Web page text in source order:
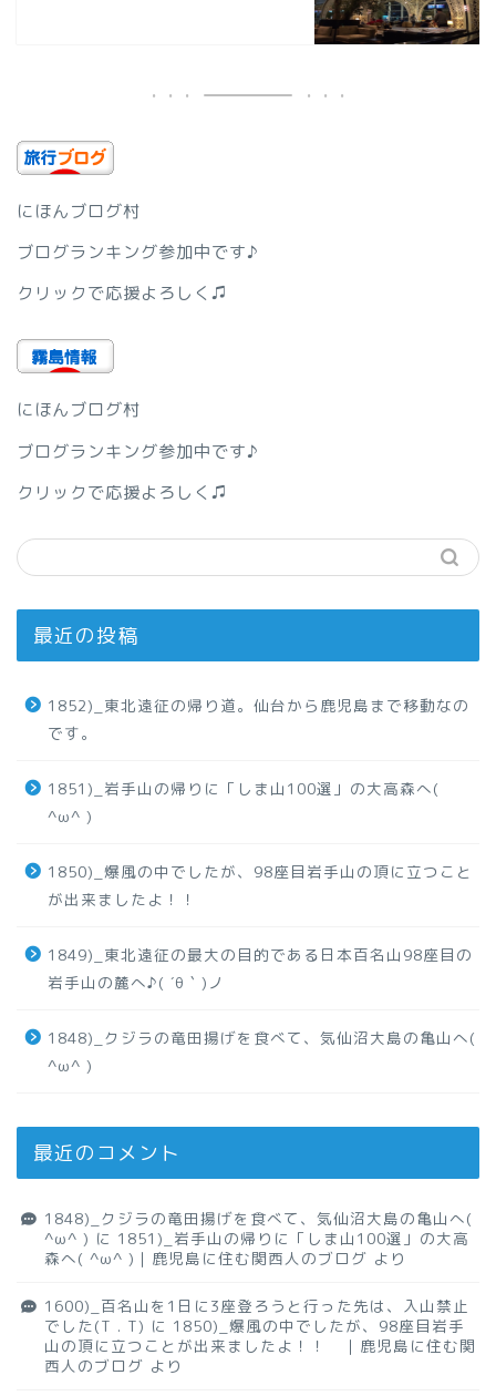
にほんブログ村
ブログランキング参加中です♪
クリックで応援よろしく♫
にほんブログ村
ブログランキング参加中です♪
クリックで応援よろしく♫
最近の投稿
1852)_東北遠征の帰り道。仙台から鹿児島まで移動なの
です。
1851)_岩手山の帰りに「しま山100選」の大高森へ(
^ω^ )
1850)_爆風の中でしたが、98座目岩手山の頂に立つこと
が出来ましたよ！！
1849)_東北遠征の最大の目的である日本百名山98座目の
岩手山の麓へ♪( ´θ｀)ノ
1848)_クジラの竜田揚げを食べて、気仙沼大島の亀山へ(
^ω^ )
最近のコメント
1848)_クジラの竜田揚げを食べて、気仙沼大島の亀山へ(
^ω^ ) に 1851)_岩手山の帰りに「しま山100選」の大高
森へ( ^ω^ )｜鹿児島に住む関西人のブログ より
1600)_百名山を1日に3座登ろうと行った先は、入山禁止
でした(T . T) に 1850)_爆風の中でしたが、98座目岩手
山の頂に立つことが出来ましたよ！！ ｜鹿児島に住む関
西人のブログ より